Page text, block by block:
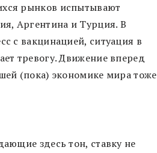
рынков испытывают
Аргентина и Турция. В
с вакцинацией, ситуация в
тревогу. Движение вперед
(пока) экономике мира тоже
здесь тон, ставку не